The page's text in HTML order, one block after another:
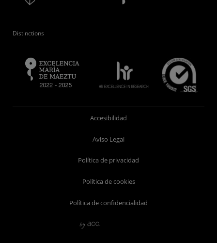
Distinctions
Accesibilidad
Aviso Legal
Política de privacidad
Política de cookies
Política de confidencialidad